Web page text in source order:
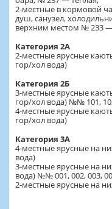
2-местные в кормовой
душ, санузел,
верхним местом № 233
Категория 2А
2-местные ярусные
гор/хол вода)
Категория 2Б
3-местные ярусные
гор/хол вода) №№ 101,
4-местные ярусные
гор/хол вода)
Категория 3А
4-местные ярусные на
вода)
3-местные ярусные на
вода) №№ 001, 002, 003,
2-местные ярусные на